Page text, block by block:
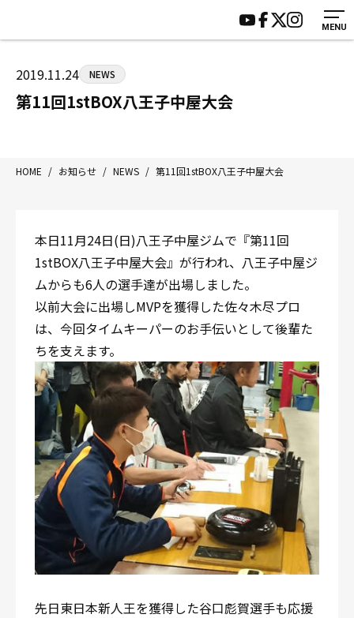
MENU
八王子中屋ボクシングジム
〒192-0072 東京都八王子市南町3-8 第2原嶋ビル1F
Tel/Fax：042-622-7222
営業時間：月〜土 14:00〜22:00 / 日・祝 14:00〜19:00
HOME
ジムについて
トレーニング
入会案内
施設紹介
会員様の声
サポーター募集
2019.11.24 NEWS
第11回1stBOX八王子中屋大会
HOME / お知らせ / NEWS / 第11回1stBOX八王子中屋大会
本日11月24日(日)八王子中屋ジムで『第11回
1stBOX八王子中屋大会』が行われ、八王子中屋ジ
ムからも6人の選手達が出場しました。
以前大会に出場しMVPを獲得した佐々木尽プロ
は、今回タイムキーパーのお手伝いとして後輩た
ちを支えます。
先日東日本新人王を獲得した谷口彪賀選手も応援